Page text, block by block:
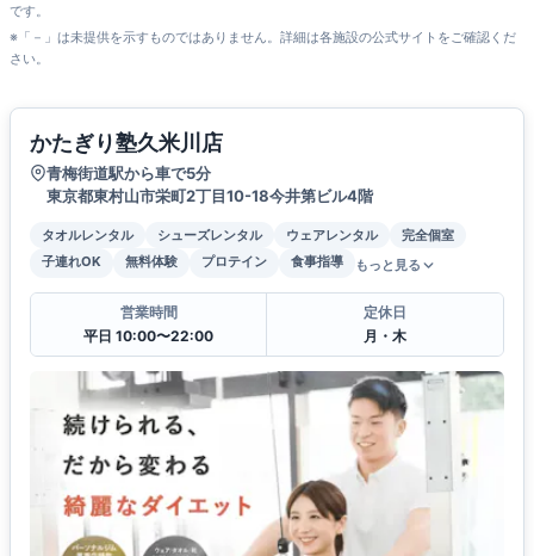
です。
※「－」は未提供を示すものではありません。詳細は各施設の公式サイトをご確認くだ
さい。
かたぎり塾久米川店
青梅街道駅から車で5分
東京都東村山市栄町2丁目10-18今井第ビル4階
タオルレンタル シューズレンタル ウェアレンタル
完全個室
子連れOK
無料体験 プロテイン 食事指導 もっと見る
営業時間
平日 10:00〜22:00
定休日
月・木